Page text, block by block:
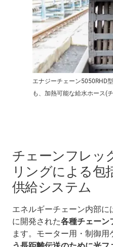
エナジーチェーン5050RHD
も、加熱可能な給水ホース(
チェーンフレッ
リングによる包
供給システム
エネルギーチェーン内部に
に開発された各種チェーン
ます。モーター用・制御用